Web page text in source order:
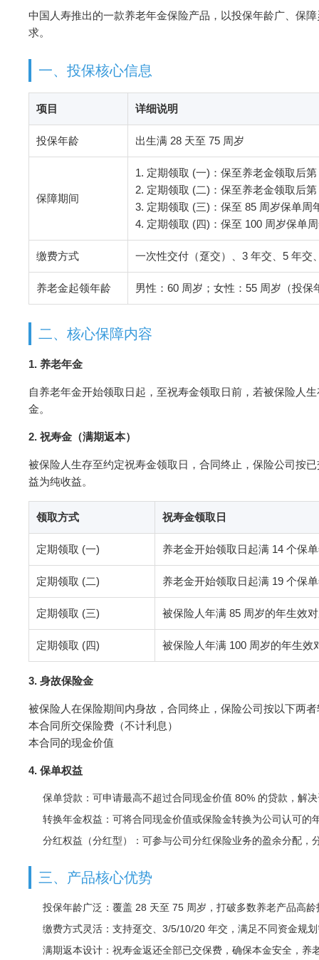
中国人寿推出的一款养老年金保险产品，以投保年龄广、保
求。
一、投保核心信息
项目 详细说明
投保年龄 出生满 28 天至 75 周岁
保障期间
1. 定期领取 (一)：保至养老金领取后
2. 定期领取 (二)：保至养老金领取后
3. 定期领取 (三)：保至 85 周岁保单周
4. 定期领取 (四)：保至 100 周岁保单
缴费方式 一次性交付（趸交）、3 年交、5 年交
养老金起领年龄 男性：60 周岁；女性：55 周岁（投
二、核心保障内容
1. 养老年金
自养老年金开始领取日起，至祝寿金领取日前，若被保险人
金。
2. 祝寿金（满期返本）
被保险人生存至约定祝寿金领取日，合同终止，保险公司按
益为纯收益。
领取方式 祝寿金领取日
定期领取 (一) 养老金开始领取日起满 14 个保
定期领取 (二) 养老金开始领取日起满 19 个保
定期领取 (三) 被保险人年满 85 周岁的年生效
定期领取 (四) 被保险人年满 100 周岁的年生效
3. 身故保险金
被保险人在保险期间内身故，合同终止，保险公司按以下两
本合同所交保险费（不计利息）
本合同的现金价值
4. 保单权益
保单贷款：可申请最高不超过合同现金价值 80% 的贷款，解
转换年金权益：可将合同现金价值或保险金转换为公司认可的
分红权益（分红型）：可参与公司分红保险业务的盈余分配，
三、产品核心优势
投保年龄广泛：覆盖 28 天至 75 周岁，打破多数养老产品高
缴费方式灵活：支持趸交、3/5/10/20 年交，满足不同资金规
满期返本设计：祝寿金返还全部已交保费，确保本金安全，养